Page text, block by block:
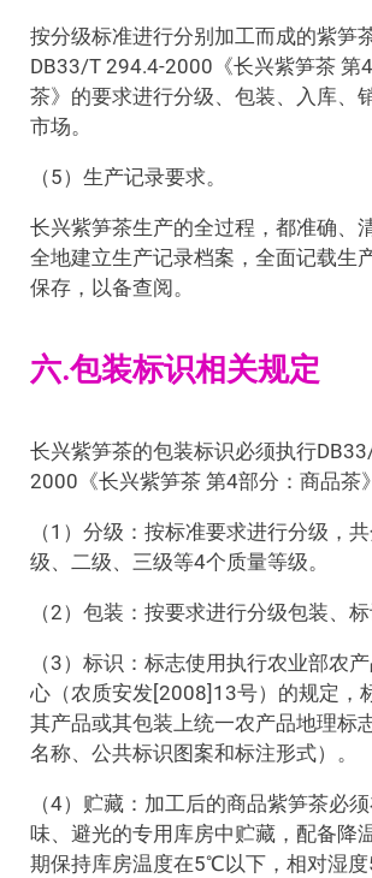
按分级标准进行分别加工而成的紫笋
DB33/T 294.4-2000《长兴紫笋茶 第
茶》的要求进行分级、包装、入库、
市场。
（5）生产记录要求。
长兴紫笋茶生产的全过程，都准确、
全地建立生产记录档案，全面记载生
保存，以备查阅。
六.包装标识相关规定
长兴紫笋茶的包装标识必须执行
2000《长兴紫笋茶 第4部分：商品茶
（1）分级：按标准要求进行分级，
级、二级、三级等4个质量等级。
（2）包装：按要求进行分级包装、标
（3）标识：标志使用执行农业部农
心（农质安发[2008]13号）的规定，
其产品或其包装上统一农产品地理标
名称、公共标识图案和标注形式）。
（4）贮藏：加工后的商品紫笋茶必
味、避光的专用库房中贮藏，配备降
期保持库房温度在5℃以下，相对湿度